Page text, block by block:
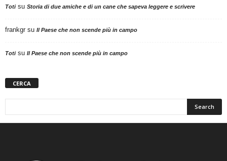
Totisu Storia di due amiche e di un cane che sapeva leggere e scrivere
frankgr su Il Paese che non scende più in campo
Totisu Il Paese che non scende più in campo
CERCA